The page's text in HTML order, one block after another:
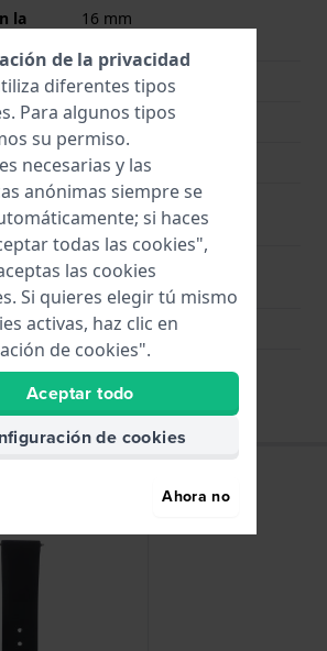
la
16 mm
Negro
Hebilla
Plateado
a las
70 mm
a las
110 mm
Pasadores de resorte
Si
de la privacidad
diferentes tipos
. Para algunos tipos
su permiso.
necesarias y las
anónimas siempre se
si haces
todas las cookies",
las cookies
Si quieres elegir tú mismo
activas, haz clic en
de cookies".
Aceptar todo
de cookies
Ahora no